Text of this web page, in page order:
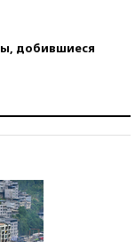
добившиеся